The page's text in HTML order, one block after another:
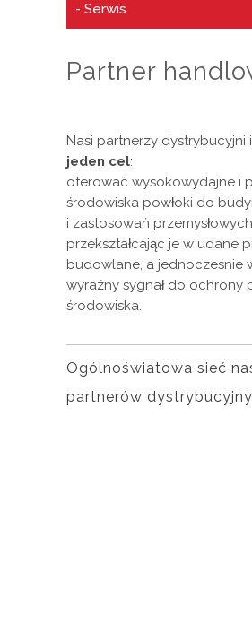
Serwis
Partner
Nasi partnerzy dystrybucyjni
jeden cel:
oferować wysokowydajne i
środowiska powłoki do
i zastosowań
przekształcając je w udane
budowlane, a jednocześnie
wyraźny sygnał do ochrony
środowiska.
Ogólnoświatowa sieć
partnerów